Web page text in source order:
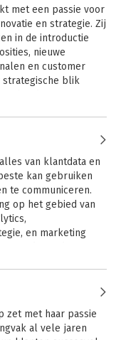
met een passie voor
en strategie. Zij
in de introductie
nieuwe
en customer
strategische blik
zoals de
dienstverlening,
de
van klantdata en
kan gebruiken
te communiceren.
op het gebied van
en marketing
verschillende
initiatief dat zich
van
zet met haar passie
al vele jaren